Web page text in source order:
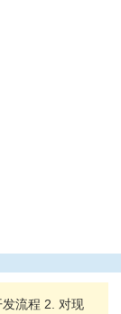
流程 2. 对现